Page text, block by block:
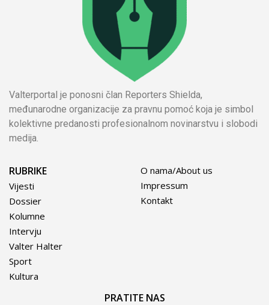
Valterportal je ponosni član Reporters Shielda,
međunarodne organizacije za pravnu pomoć koja je simbol
kolektivne predanosti profesionalnom novinarstvu i slobodi
medija.
RUBRIKE
Vijesti
Dossier
Kolumne
Intervju
Valter Halter
Sport
Kultura
O nama/About us
Impressum
Kontakt
PRATITE NAS